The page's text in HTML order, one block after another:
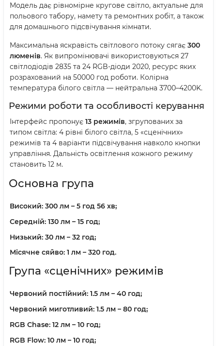
Модель дає рівномірне кругове світло, актуальне для
польового табору, намету та ремонтних робіт, а також
для домашнього підсвічування кімнати.
Максимальна яскравість світлового потоку сягає 300
люменів. Як випромінювачі використовуються 27
світлодіодів 2835 та 24 RGB-діоди 2020, ресурс яких
розрахований на 50000 год роботи. Колірна
температура білого світла — нейтральна 3700–4200K.
Режими роботи та особливості керування
Інтерфейс пропонує 13 режимів, згрупованих за
типом світла: 4 рівні білого світла, 5 «сценічних»
режимів та 4 варіанти підсвічування навколо кнопки
управління. Дальність освітлення кожного режиму
становить 12 м.
Основна група
Високий: 300 лм – 5 год 56 хв;
Середній: 130 лм – 15 год;
Низький: 30 лм – 32 год;
Місячне сяйво: 1 лм – 320 год.
Група «сценічних» режимів
Червоний постійний: 1.5 лм – 40 год;
Червоний миготливий: 1.5 лм – 80 год;
RGB Chase: 12 лм – 10 год;
RGB Flow: 10 лм – 10 год;